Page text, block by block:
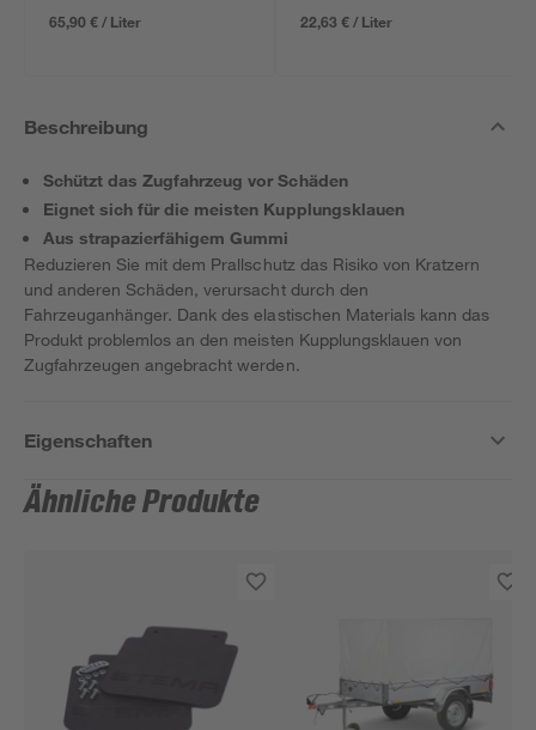
65,90 € / Liter 22,63 € / Liter
Beschreibung
Schützt das Zugfahrzeug vor Schäden
Eignet sich für die meisten Kupplungsklauen
Aus strapazierfähigem Gummi
Reduzieren Sie mit dem Prallschutz das Risiko von Kratzern
und anderen Schäden, verursacht durch den
Fahrzeuganhänger. Dank des elastischen Materials kann das
Produkt problemlos an den meisten Kupplungsklauen von
Zugfahrzeugen angebracht werden.
Eigenschaften
Ähnliche Produkte